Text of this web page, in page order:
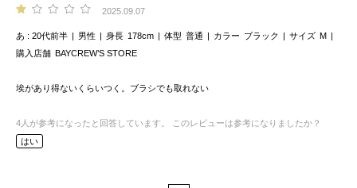
2025.09.07
あ 20代前半 男性 身長 178cm 体型 普通 カラー ブラック サイズ M
購入店舗 BAYCREW’S STORE
埃があり得ないくらいつく。ブラシでも取れない
4 人が参考になったと回答しています。
このレビューは参考になりましたか？
はい